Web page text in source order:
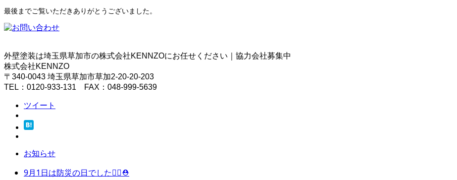
最後までご覧いただきありがとうございました。
外壁塗装は埼玉県草加市の株式会社KENNZOにお任せください｜協力会社募集中
株式会社KENNZO
〒340-0043 埼玉県草加市草加2-20-20-203
TEL：0120-933-131 FAX：048-999-5639
ツイート
お知らせ
9月1日は防災の日でした👷‍♂️⛑